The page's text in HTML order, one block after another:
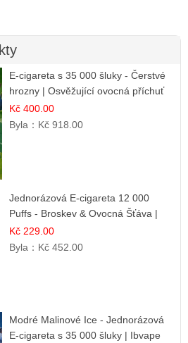
E-cigareta s 35 000 šluky - Čerstvé
hrozny | Osvěžující ovocná příchuť
Kč 400.00
Byla： Kč 918.00
Jednorázová E-cigareta 12 000
Puffs - Broskev & Ovocná Šťáva |
Osvěžující ovocná směs
Kč 229.00
Byla： Kč 452.00
Modré Malinové Ice - Jednorázová
E-cigareta s 35 000 šluky | Ibvape